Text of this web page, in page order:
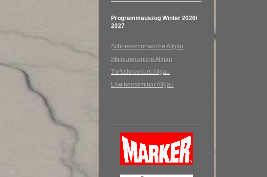
Programmauszug Winter 2026/
2027
Schneeschuhwoche Allgäu
Skitourenwoche Allgäu
Tiefschneekurs Allgäu
Lawinenseminar Allgäu